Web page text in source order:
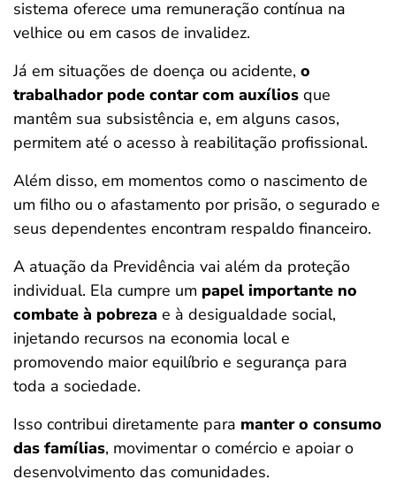
sistema oferece uma remuneração contínua na
velhice ou em casos de invalidez.
Já em situações de doença ou acidente, o
trabalhador pode contar com auxílios que
mantêm sua subsistência e, em alguns casos,
permitem até o acesso à reabilitação profissional.
Além disso, em momentos como o nascimento de
um filho ou o afastamento por prisão, o segurado e
seus dependentes encontram respaldo financeiro.
A atuação da Previdência vai além da proteção
individual. Ela cumpre um papel importante no
combate à pobreza e à desigualdade social,
injetando recursos na economia local e
promovendo maior equilíbrio e segurança para
toda a sociedade.
Isso contribui diretamente para manter o consumo
das famílias, movimentar o comércio e apoiar o
desenvolvimento das comunidades.